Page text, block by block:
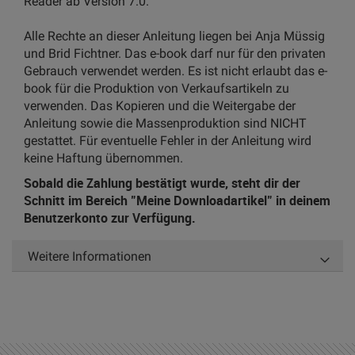
Alle Rechte an dieser Anleitung liegen bei Anja Müssig
und Brid Fichtner. Das e-book darf nur für den privaten
Gebrauch verwendet werden. Es ist nicht erlaubt das e-
book für die Produktion von Verkaufsartikeln zu
verwenden. Das Kopieren und die Weitergabe der
Anleitung sowie die Massenproduktion sind NICHT
gestattet. Für eventuelle Fehler in der Anleitung wird
keine Haftung übernommen.
Sobald die Zahlung bestätigt wurde, steht dir der
Schnitt im Bereich "Meine Downloadartikel" in deinem
Benutzerkonto zur Verfügung.
Weitere Informationen